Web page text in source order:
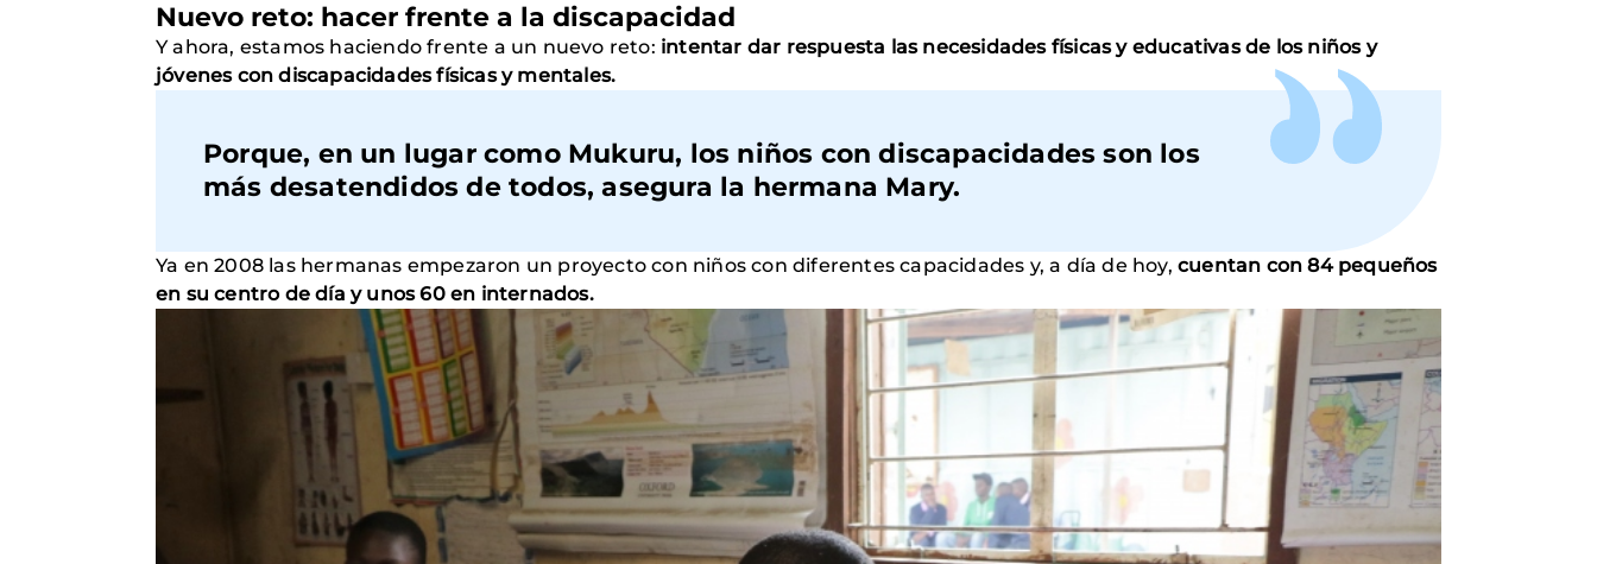
Nuevo reto: hacer frente a la discapacidad
Y ahora, estamos haciendo frente a un nuevo reto: intentar dar respuesta las necesidades físicas y educativas de los niños y
jóvenes con discapacidades físicas y mentales.
Porque, en un lugar como Mukuru, los niños con discapacidades son los
más desatendidos de todos, asegura la hermana Mary.
Ya en 2008 las hermanas empezaron un proyecto con niños con diferentes capacidades y, a día de hoy, cuentan con 84 pequeños
en su centro de día y unos 60 en internados.